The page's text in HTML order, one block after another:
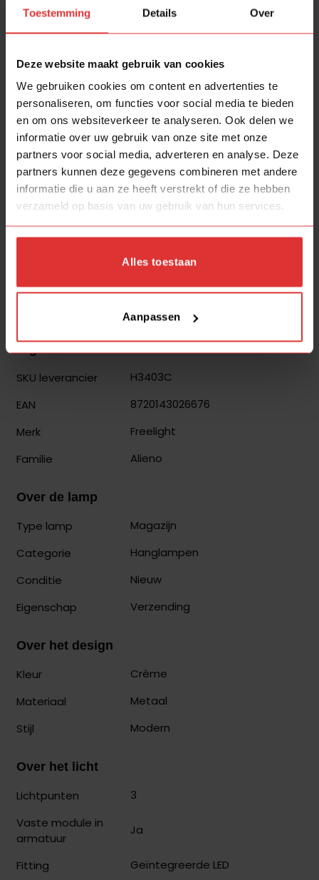
Toestemming Details Over
Deze website maakt gebruik van cookies
We gebruiken cookies om content en advertenties te
personaliseren, om functies voor social media te bieden
en om ons websiteverkeer te analyseren. Ook delen we
informatie over uw gebruik van onze site met onze
partners voor social media, adverteren en analyse. Deze
partners kunnen deze gegevens combineren met andere
informatie die u aan ze heeft verstrekt of die ze hebben
verzameld op basis van uw gebruik van hun services.
Alles toestaan
Aanpassen
Eigen werkplaats voor reparaties, maatwerk en
aanpassingen.
Goed bereikbaar met ruime, gratis parkeerplaats.
Laden en lossen direct voor de deur.
Alle zaterdagenzijn wij van10.00tot 16.00uur
aanwezig.
Adres:Middendijk 75A, 7397NE NIJBROEK
Vragen of opmerkingen graag per mail of
WhatsApp, wij reageren dagelijks van maandag tot en
zondagwillen wij ook graag genieten van een vrije
dag, berichten die op zondag binnenkomen worden
Aanvullende informatie
SKU leverancier
H3403C
EAN
8720143026676
Merk
Freelight
Familie
Alieno
Over de lamp
Type lamp
Magazijn
Categorie
Hanglampen
Conditie
Nieuw
Eigenschap
Verzending
Over het design
Kleur
Crème
Materiaal
Metaal
Stijl
Modern
Over het licht
Lichtpunten
3
Vaste module in
armatuur
Ja
Fitting
Geïntegreerde LED